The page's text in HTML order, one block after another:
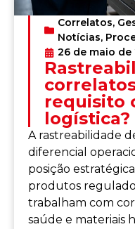
Correlatos,
Notícias,
26 de maio de
requisito
logística?
A rastreabilidade
diferencial
posição
produtos
trabalham com
saúde e materiais